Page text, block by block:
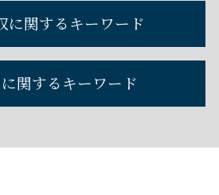
証人
ン
ル 相談
女
す 借用書なし
士
士
ナンス 内部統制
ナンスとは
所
に関するキーワード
入り
護士
関するキーワード
弁護士